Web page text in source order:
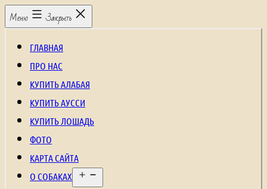
Перейти
к
содержимому
Щенки
алабая,
рабочие
собаки,
охранные
собаки,
щенки
среднеазиатской
овчарки,
щенки
Меню Закрыть
ГЛАВНАЯ
ПРО НАС
КУПИТЬ АЛАБАЯ
КУПИТЬ АУССИ
КУПИТЬ ЛОШАДЬ
ФОТО
КАРТА САЙТА
О СОБАКАХ